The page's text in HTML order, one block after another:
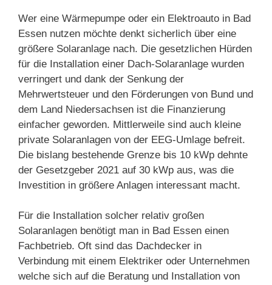
Wer eine Wärmepumpe oder ein Elektroauto in Bad
Essen nutzen möchte denkt sicherlich über eine
größere Solaranlage nach. Die gesetzlichen Hürden
für die Installation einer Dach-Solaranlage wurden
verringert und dank der Senkung der
Mehrwertsteuer und den Förderungen von Bund und
dem Land Niedersachsen ist die Finanzierung
einfacher geworden. Mittlerweile sind auch kleine
private Solaranlagen von der EEG-Umlage befreit.
Die bislang bestehende Grenze bis 10 kWp dehnte
der Gesetzgeber 2021 auf 30 kWp aus, was die
Investition in größere Anlagen interessant macht.
Für die Installation solcher relativ großen
Solaranlagen benötigt man in Bad Essen einen
Fachbetrieb. Oft sind das Dachdecker in
Verbindung mit einem Elektriker oder Unternehmen
welche sich auf die Beratung und Installation von